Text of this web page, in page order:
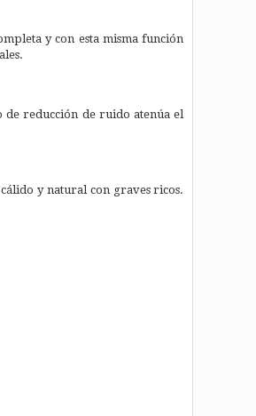
y con esta misma función
de reducción de ruido atenúa el
y natural con graves ricos.